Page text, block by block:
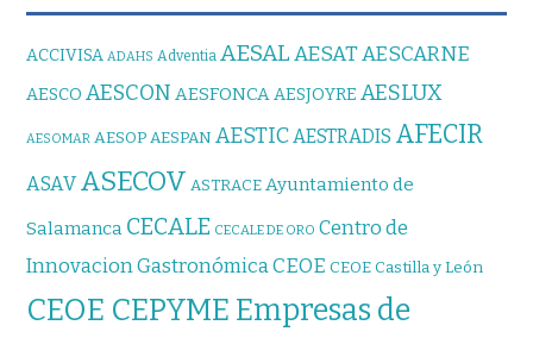
ACCIVISA ADAHS Adventia AESAL AESATAESCARNE
AESCO AESCON AESFONCA AESJOYRE AESLUX
AESOMAR AESOP AESPAN AESTICAESTRADIS AFECIR
ASAVASECOV ASTRACE Ayuntamiento de
Salamanca CECALE CECALE DE ORO Centro de
Innovacion GastronómicaCEOE CEOE Castilla y León
CEOE CEPYME Empresas de